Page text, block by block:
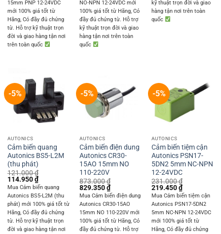
15mm PNP 12-24VDC
mới 100% giá tốt từ
Hãng, Có đầy đủ chứng
từ. Hỗ trợ kỹ thuật trọn
đời và giao hàng tận nơi
trên toàn quốc
NO-NPN 12-24VDC mới
100% giá tốt từ Hãng, Có
đầy đủ chứng từ. Hỗ trợ
kỹ thuật trọn đời và giao
hàng tận nơi trên toàn
quốc
kỹ thuật trọn đời và giao
hàng tận nơi trên toàn
quốc
-5%
AUTONICS
Cảm biến quang
Autonics BS5-L2M
(thu phát)
121.000₫
Original
price
was:
121.000 ₫.
114.950₫Current
price
is:
114.950 ₫.
Mua Cảm biến quang
Autonics BS5-L2M (thu
phát) mới 100% giá tốt từ
Hãng, Có đầy đủ chứng
từ. Hỗ trợ kỹ thuật trọn
đời và giao hàng tận nơi
-5%
AUTONICS
Cảm biến điện dung
Autonics CR30-
15AO 15mm NO
110-220V
873.000₫
Original
price
was:
873.000 ₫.
829.350₫Current
price
is:
829.350 ₫.
Mua Cảm biến điện dung
Autonics CR30-15AO
15mm NO 110-220V mới
100% giá tốt từ Hãng, Có
đầy đủ chứng từ. Hỗ trợ
-5%
AUTONICS
Cảm biến tiệm cận
Autonics PSN17-
5DN2 5mm NC-NPN
12-24VDC
231.000₫
Original
price
was:
231.000 ₫.
219.450₫Current
price
is:
219.450 ₫.
Mua Cảm biến tiệm cận
Autonics PSN17-5DN2
5mm NC-NPN 12-24VDC
mới 100% giá tốt từ
Hãng, Có đầy đủ chứng